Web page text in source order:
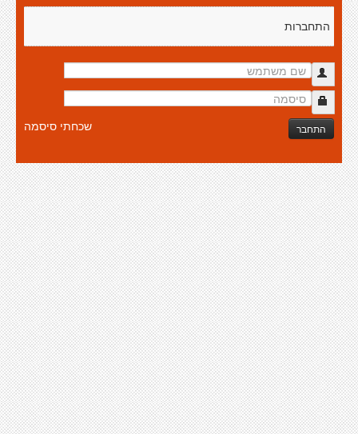
התחברות
התחבר שכחתי סיסמה